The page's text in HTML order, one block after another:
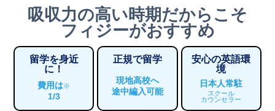
吸収力の高い時期だからこそ
フィジーがおすすめ
留学を身近
に！
費用は※
1/3
正規で留学
現地高校へ
途中編入可能
安心の英語環
境
日本人常駐
スクール
カウンセラー